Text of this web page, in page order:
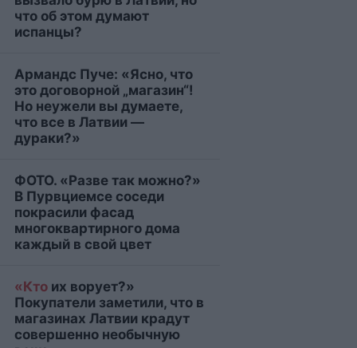
что об этом думают
испанцы?
Армандс Пуче: «Ясно, что
это договорной „магазин“!
Но неужели вы думаете,
что все в Латвии —
дураки?»
ФОТО. «Разве так можно?»
В Пурвциемсе соседи
покрасили фасад
многоквартирного дома
каждый в свой цвет
«Кто их ворует?»
Покупатели заметили, что в
магазинах Латвии крадут
совершенно необычную